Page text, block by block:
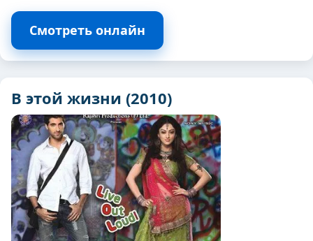
Смотреть онлайн
В этой жизни (2010)